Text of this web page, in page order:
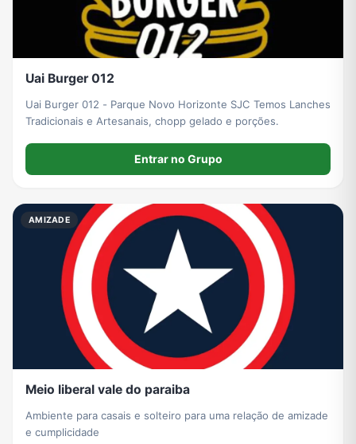
Uai Burger 012
Uai Burger 012 - Parque Novo Horizonte SJC Temos Lanches
Tradicionais e Artesanais, chopp gelado e porções.
Entrar no Grupo
AMIZADE
Meio liberal vale do paraiba
Ambiente para casais e solteiro para uma relação de amizade
e cumplicidade